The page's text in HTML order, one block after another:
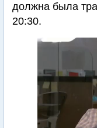
должна была
20:30.